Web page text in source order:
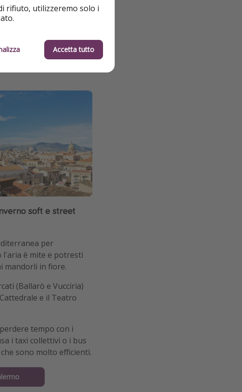
soft e street
per
l'aria è mite e potresti
mandorli in fiore.
(Ballarò e Vucciria)
e il Teatro
tempo con i
i taxi collettivi o i bus
sono molto efficienti.
rifiuto, utilizzeremo solo i
Accetta tutto